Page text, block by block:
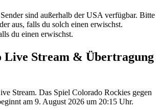
sind außerhalb der USA verfügbar. Bitte
aus, falls du solch einen erwischst.
du einen erwischst.
Stream & Übertragung
Stream. Das Spiel Colorado Rockies gegen
am 9. August 2026 um 20:15 Uhr.